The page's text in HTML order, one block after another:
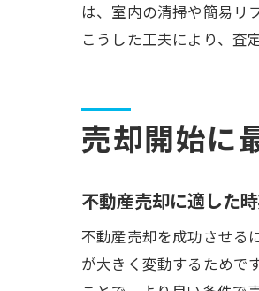
は、室内の清掃や簡易リ
こうした工夫により、査
売却開始に
不動産売却に適した
不動産売却を成功させる
が大きく変動するためで